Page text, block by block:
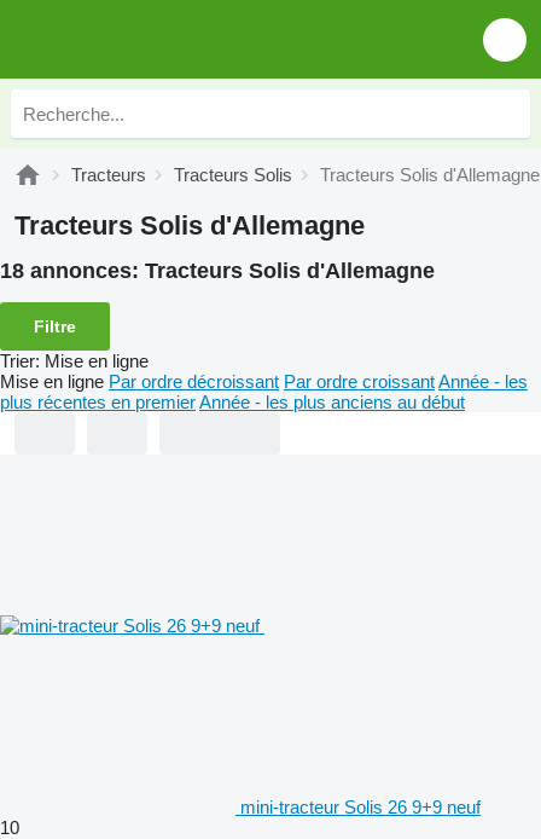
Tracteurs Tracteurs Solis Tracteurs Solis d'Allemagne
Tracteurs Solis d'Allemagne
18 annonces: Tracteurs Solis d'Allemagne
Filtre
Trier: Mise en ligne
Mise en ligne Par ordre décroissant Par ordre croissantAnnée - les
plus récentes en premierAnnée - les plus anciens au début
mini-tracteur Solis 26 9+9 neuf
10